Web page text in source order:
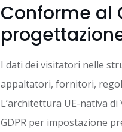
Conforme al
I dati dei visitatori nelle
appaltatori, fornitori,
L’architettura UE-nativa
GDPR per impostazione